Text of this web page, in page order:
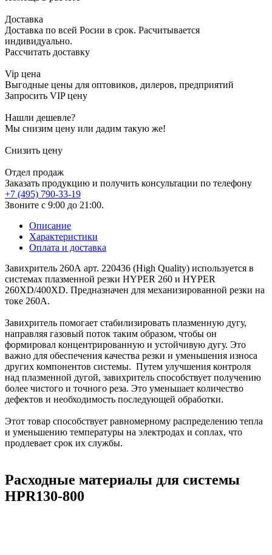
Доставка
Доставка по всей Росии в срок. Расчитывается
индивидуально.
Рассчитать доставку
Vip цена
Выгодные цены для оптовиков, дилеров, предприятий
Запросить VIP цену
Нашли дешевле?
Мы снизим цену или дадим такую же!
Снизить цену
Отдел продаж
Заказать продукцию и получить консультации по телефону
+7 (495) 790-33-19
Звоните с 9:00 до 21:00.
Описание
Характеристики
Оплата и доставка
Завихритель 260А арт. 220436 (High Quality) используется в
системах плазменной резки HYPER 260 и HYPER
260XD/400XD. Предназначен для механизированной резки на
токе 260А.
Завихритель помогает стабилизировать плазменную дугу,
направляя газовый поток таким образом, чтобы он
формировал концентрированную и устойчивую дугу. Это
важно для обеспечения качества резки и уменьшения износа
других компонентов системы. Путем улучшения контроля
над плазменной дугой, завихритель способствует получению
более чистого и точного реза. Это уменьшает количество
дефектов и необходимость последующей обработки.
Этот товар способствует равномерному распределению тепла
и уменьшению температуры на электродах и соплах, что
продлевает срок их службы.
Расходные материалы для системы
HPR130-800